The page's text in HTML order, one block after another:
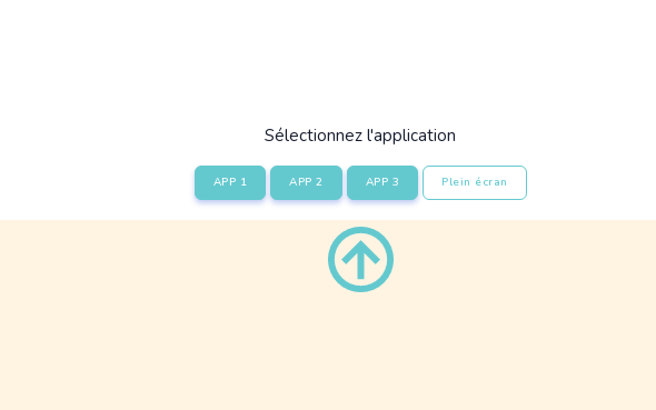
Sélectionnez l'application
APP 1 APP 2 APP 3 Plein écran